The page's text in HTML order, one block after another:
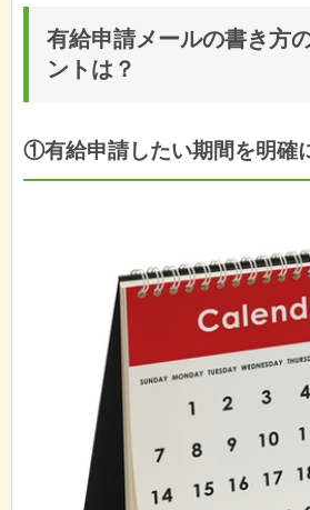
有給申請メールの書き方
ントは？
①有給申請したい期間を明確